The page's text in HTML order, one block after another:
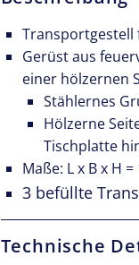
g
f
ü
Transportgestell
Gerüst aus
einer hölzernen
Stählernes
Hölzerne
Tischplatte
Maße: L x B x H
3 befüllte
Technische